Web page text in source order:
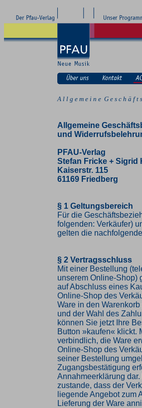
A l l g e m e i n e G e s c h ä f t
Allgemeine
und
PFAU-Verlag
Stefan Fricke + Sigrid
Kaiserstr. 115
61169 Friedberg
§ 1 Geltungsbereich
Für die
folgenden: Verkäufer)
gelten die
§ 2 Vertragsschluss
Mit einer Bestellung
unserem Online-Shop)
auf Abschluss eines
Online-Shop des
Ware in den
und der Wahl des
können Sie jetzt Ihre
Button »kaufen« klickt.
verbindlich, die Ware
Online-Shop des
seiner Bestellung
Zugangsbestätigung
Annahmeerklärung
zustande, dass der
liegende Angebot zum
Lieferung der Ware